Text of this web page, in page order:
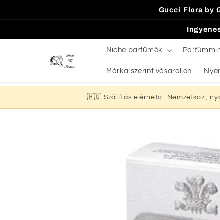
Gucci Flora by
Niche parfümök
Márka szerint vásároljon
🇭🇺 Szállítás elérhető · Nemzetközi,